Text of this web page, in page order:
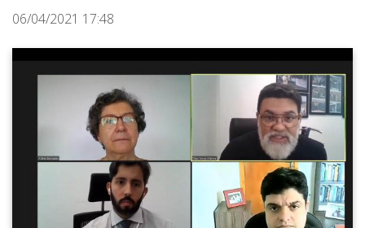
06/04/2021 17:48